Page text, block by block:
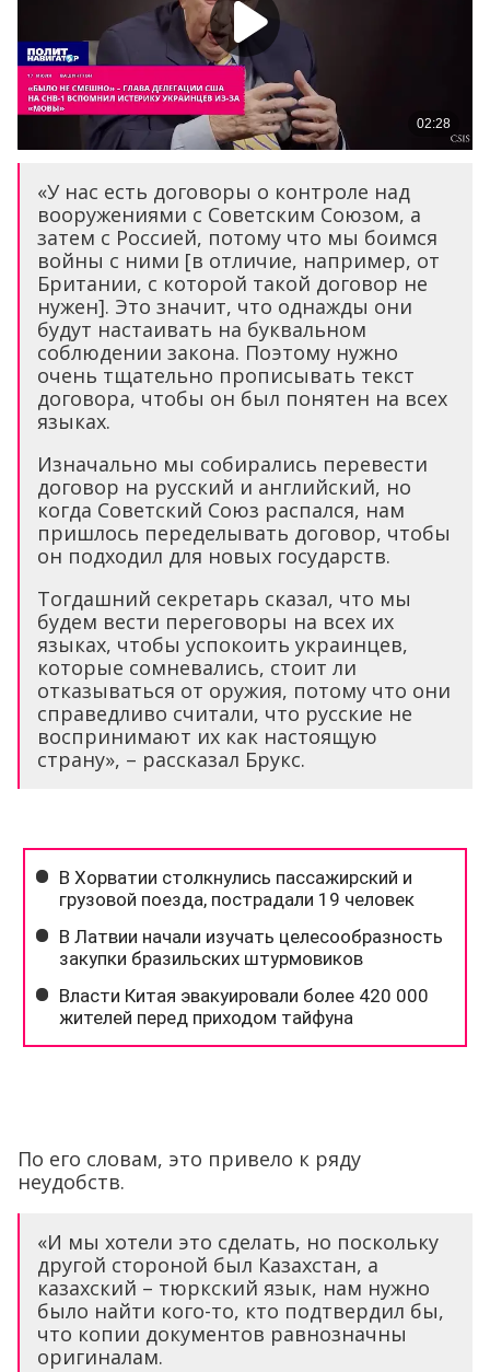
«У нас есть договоры о контроле над
вооружениями с Советским Союзом, а
затем с Россией, потому что мы боимся
войны с ними [в отличие, например, от
Британии, с которой такой договор не
нужен]. Это значит, что однажды они
будут настаивать на буквальном
соблюдении закона. Поэтому нужно
очень тщательно прописывать текст
договора, чтобы он был понятен на всех
языках.
Изначально мы собирались перевести
договор на русский и английский, но
когда Советский Союз распался, нам
пришлось переделывать договор, чтобы
он подходил для новых государств.
Тогдашний секретарь сказал, что мы
будем вести переговоры на всех их
языках, чтобы успокоить украинцев,
которые сомневались, стоит ли
отказываться от оружия, потому что они
справедливо считали, что русские не
воспринимают их как настоящую
страну», – рассказал Брукс.
По его словам, это привело к ряду
неудобств.
«И мы хотели это сделать, но поскольку
другой стороной был Казахстан, а
казахский – тюркский язык, нам нужно
было найти кого-то, кто подтвердил бы,
что копии документов равнозначны
оригиналам.